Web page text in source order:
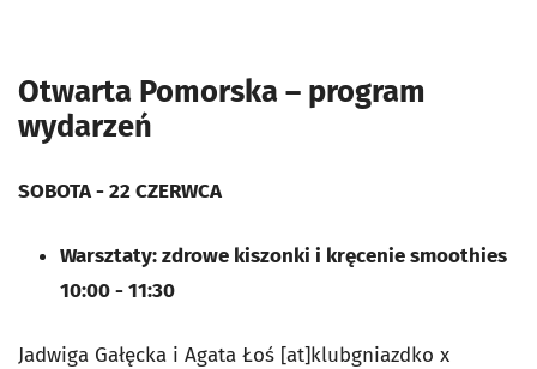
Otwarta Pomorska – program
wydarzeń
SOBOTA - 22 CZERWCA
Warsztaty: zdrowe kiszonki i kręcenie smoothies
10:00 - 11:30
Jadwiga Gałęcka i Agata Łoś [at]klubgniazdko x